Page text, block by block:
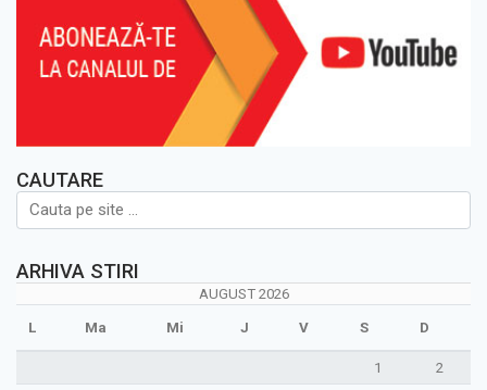
CAUTARE
ARHIVA STIRI
AUGUST 2026
L Ma Mi J V S D
1
2